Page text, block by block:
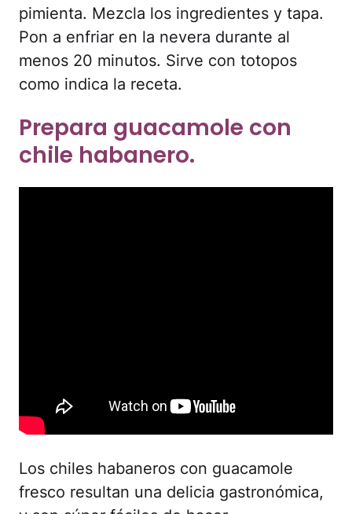
pimienta. Mezcla los ingredientes y tapa.
Pon a enfriar en la nevera durante al
menos 20 minutos. Sirve con totopos
como indica la receta.
Prepara guacamole con
chile habanero.
Los chiles habaneros con guacamole
fresco resultan una delicia gastronómica,